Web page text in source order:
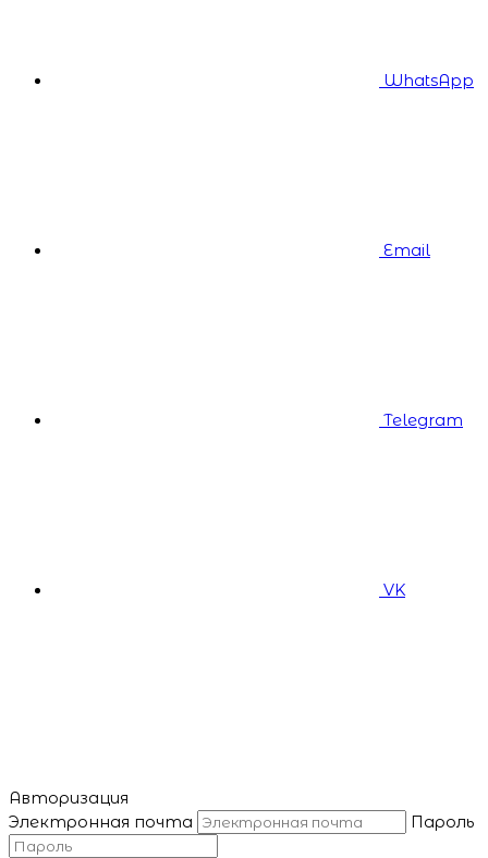
WhatsApp
Email
Telegram
VK
Авторизация
Электронная почта
Пароль